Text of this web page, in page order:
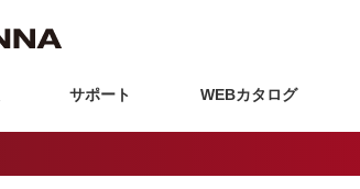
サポート WEBカタログ